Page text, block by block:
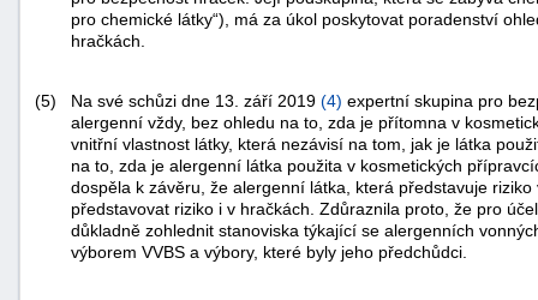
pro chemické látky“), má za úkol poskytovat poradenství
hračkách.
(5) Na své schůzi dne 13. září 2019 (4) expertní skupina pro
alergenní vždy, bez ohledu na to, zda je přítomna v
vnitřní vlastnost látky, která nezávisí na tom, jak je látka
na to, zda je alergenní látka použita v kosmetických
dospěla k závěru, že alergenní látka, která představuje
představovat riziko i v hračkách. Zdůraznila proto, že pro
důkladně zohlednit stanoviska týkající se alergenních
výborem VVBS a výbory, které byly jeho předchůdci.
-